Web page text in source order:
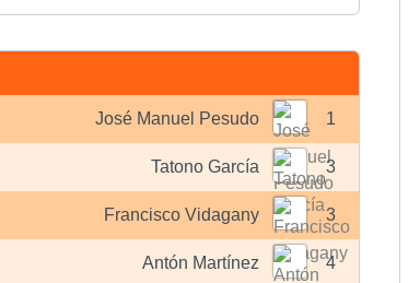
1
José Manuel Pesudo
3
Tatono García
3
Francisco Vidagany
4
Antón Martínez